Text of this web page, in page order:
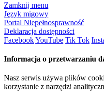
Zamknij menu
Język migowy
Portal Niepełnosprawność
Deklaracja dostępności
FacebookYouTube Tik Tok
Informacja o przetwarzaniu
Nasz serwis używa plików
korzystanie z narzędzi